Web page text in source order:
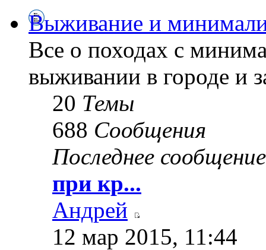
Выживание и
Все о походах с
выживании в городе и
20 Темы
688 Сообщения
Последнее сообщение
при кр...
Андрей
12 мар 2015, 11:44